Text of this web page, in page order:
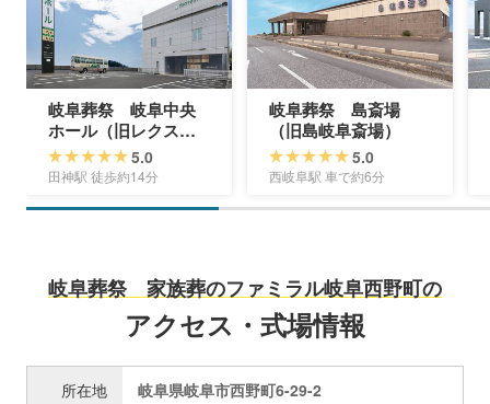
岐阜葬祭 岐阜中央
ホール（旧レクスト
岐阜中央ホール）
5.0
田神駅 徒歩約14分
岐阜葬祭 島斎場
（旧島岐阜斎場）
5.0
西岐阜駅 車で約6分
岐阜葬祭 家族葬のファミラル岐阜西野町の
アクセス・式場情報
所在地 岐阜県岐阜市西野町6-29-2